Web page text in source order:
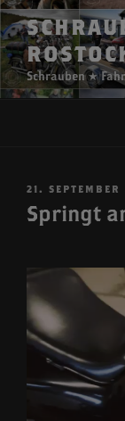
Zum
Inhalt
springen
Schrauben ★
21. SEPTEMBER
Springt
Player